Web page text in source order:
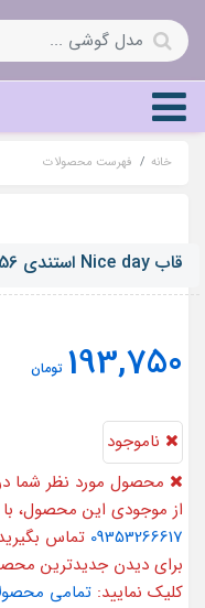
خانه فهرست محصولات
قاب Nice day استندی C3056
193,750 تومان
ناموجود
محصول مورد نظر شما
از موجودی این محصول، با
09353266617 تماس
برای دیدن جدیدترین
کلیک نمایید: تمامی